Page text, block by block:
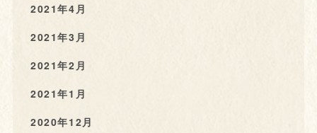
2021年4月
2021年3月
2021年2月
2021年1月
2020年12月